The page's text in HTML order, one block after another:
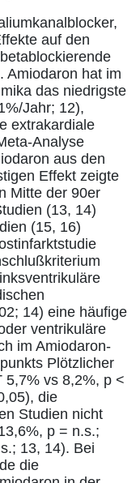
auf den
Amiodaron hat im
das niedrigste
Jahr; 12),
extrakardiale
Analyse
aus den
Effekt zeigte
Mitte der 90er
(13, 14)
(15, 16)
14) eine häufige
ventrikuläre
im Amiodaron-
Plötzlicher
5,7% vs 8,2%, p <
die
Studien nicht
p = n.s.;
13, 14). Bei
die